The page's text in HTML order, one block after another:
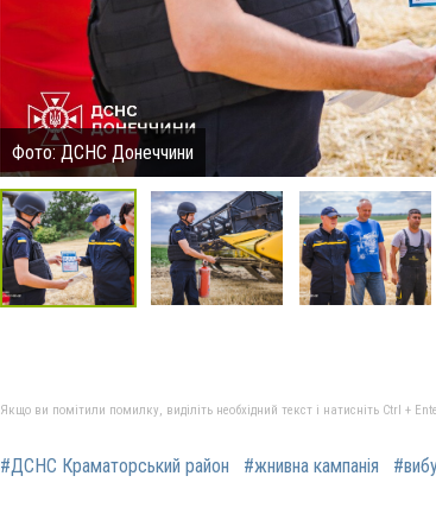
Фото: ДСНС Донеччини
Якщо ви помітили помилку, виділіть необхідний текст і натисніть Ctrl +
#ДСНС Краматорський район #жнивна кампанія